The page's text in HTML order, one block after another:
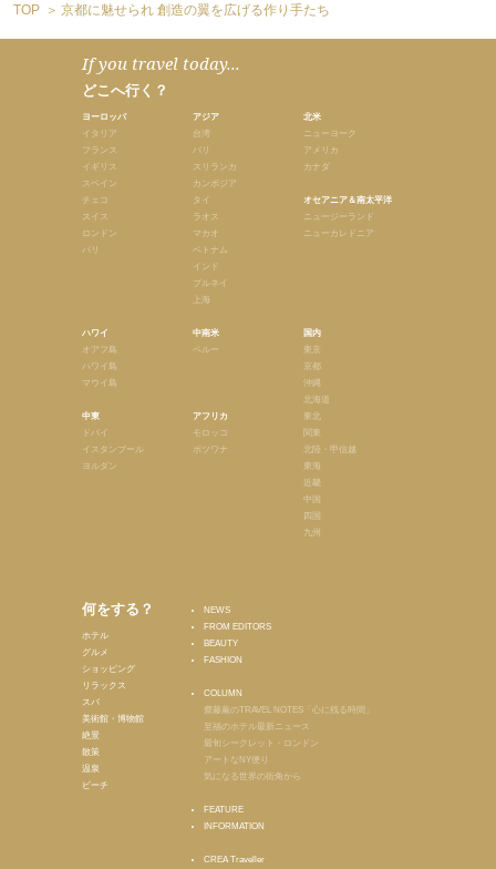
TOP 京都に魅せられ 創造の翼を広げる作り手たち
If you travel today...
どこへ行く？
ヨーロッパ
イタリア
フランス
イギリス
スペイン
チェコ
スイス
ロンドン
パリ
ハワイ
オアフ島
ハワイ島
マウイ島
中東
ドバイ
イスタンブール
ヨルダン
アジア
台湾
バリ
スリランカ
カンボジア
タイ
ラオス
マカオ
ベトナム
インド
ブルネイ
上海
中南米
ペルー
アフリカ
モロッコ
ボツワナ
北米
ニューヨーク
アメリカ
カナダ
オセアニア＆南太平洋
ニュージーランド
ニューカレドニア
国内
東京
京都
沖縄
北海道
東北
関東
北陸・甲信越
東海
近畿
中国
四国
九州
何をする？
ホテル
グルメ
ショッピング
リラックス
スパ
美術館・博物館
絶景
散策
温泉
ビーチ
NEWS
FROM EDITORS
BEAUTY
FASHION
COLUMN
齋藤薫のTRAVEL NOTES「心に残る時間」
至福のホテル最新ニュース
最旬シークレット・ロンドン
アートなNY便り
気になる世界の街角から
FEATURE
INFORMATION
CREA Traveller